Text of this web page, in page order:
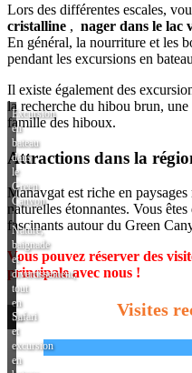
Lors des différentes escales,
cristalline , nager dans le lac
En général, la nourriture et les
pendant les excursions en
Il existe également des
la recherche du hibou brun,
famille des hiboux.
Attractions dans la
Manavgat est riche en
naturelles étonnantes. Vous
fascinants autour du Green
Vous pouvez réserver des
principale avec nous !
Visites
Excursion
en
bateau
dans
le
Green
Canyon
|
Nature,
baignade
et
divertissement,
tout
en
un
Safari
et
excursion
en